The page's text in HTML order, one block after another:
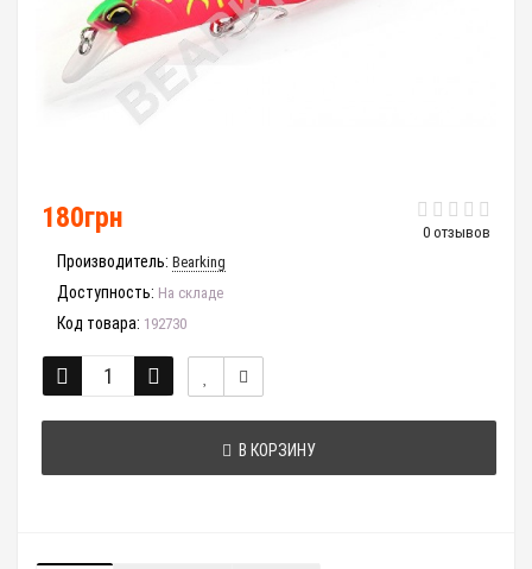
0 отзывов
180грн
Производитель: Bearking
Доступность: На складе
Код товара: 192730
В КОРЗИНУ